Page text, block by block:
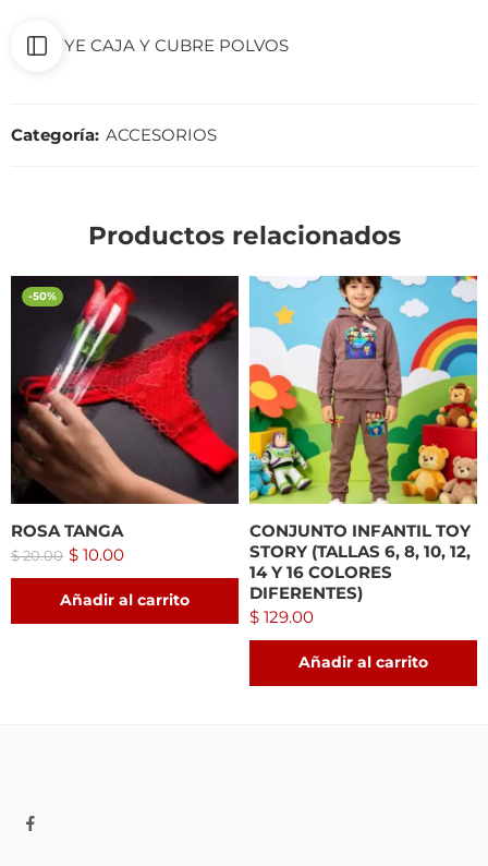
INCLUYE CAJA Y CUBRE POLVOS
Categoría: ACCESORIOS
Productos relacionados
-50%
ROSA TANGA
$20.00 $ 10.00
Añadir al carrito
CONJUNTO INFANTIL TOY
STORY (TALLAS 6, 8, 10, 12,
14 Y 16 COLORES
DIFERENTES)
$ 129.00
Añadir al carrito